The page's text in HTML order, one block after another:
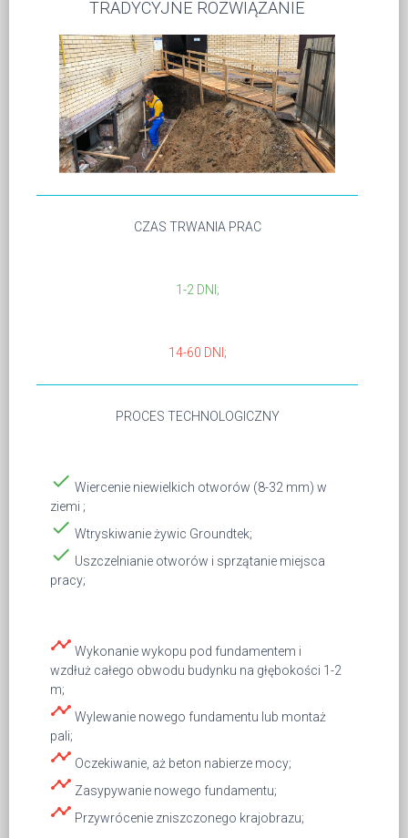
TRADYCYJNE ROZWIĄZANIE
CZAS TRWANIA PRAC
1-2 DNI;
14-60 DNI;
PROCES TECHNOLOGICZNY
done Wiercenie niewielkich otworów (8-32 mm) w
ziemi ;
done Wtryskiwanie żywic Groundtek;
done Uszczelnianie otworów i sprzątanie miejsca
pracy;
timeline Wykonanie wykopu pod fundamentem i
wzdłuż całego obwodu budynku na głębokości 1-2
m;
timeline Wylewanie nowego fundamentu lub montaż
pali;
timeline Oczekiwanie, aż beton nabierze mocy;
timeline Zasypywanie nowego fundamentu;
timeline Przywrócenie zniszczonego krajobrazu;